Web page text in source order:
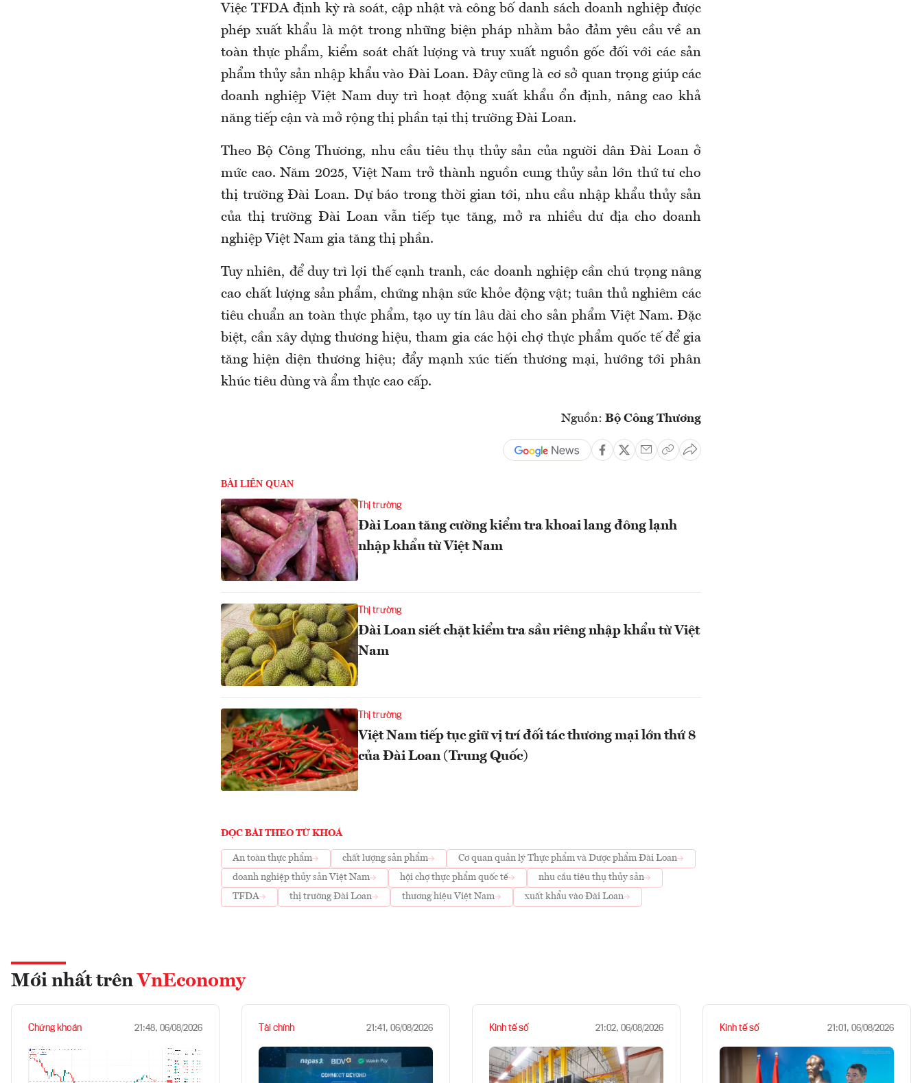
Việc TFDA định kỳ rà soát, cập nhật và công bố danh sách doanh nghiệp được
phép xuất khẩu là một trong những biện pháp nhằm bảo đảm yêu cầu về an
toàn thực phẩm, kiểm soát chất lượng và truy xuất nguồn gốc đối với các sản
phẩm thủy sản nhập khẩu vào Đài Loan. Đây cũng là cơ sở quan trọng giúp các
doanh nghiệp Việt Nam duy trì hoạt động xuất khẩu ổn định, nâng cao khả
năng tiếp cận và mở rộng thị phần tại thị trường Đài Loan.
Theo Bộ Công Thương, nhu cầu tiêu thụ thủy sản của người dân Đài Loan ở
mức cao. Năm 2025, Việt Nam trở thành nguồn cung thủy sản lớn thứ tư cho
thị trường Đài Loan. Dự báo trong thời gian tới, nhu cầu nhập khẩu thủy sản
của thị trường Đài Loan vẫn tiếp tục tăng, mở ra nhiều dư địa cho doanh
nghiệp Việt Nam gia tăng thị phần.
Tuy nhiên, để duy trì lợi thế cạnh tranh, các doanh nghiệp cần chú trọng nâng
cao chất lượng sản phẩm, chứng nhận sức khỏe động vật; tuân thủ nghiêm các
tiêu chuẩn an toàn thực phẩm, tạo uy tín lâu dài cho sản phẩm Việt Nam. Đặc
biệt, cần xây dựng thương hiệu, tham gia các hội chợ thực phẩm quốc tế để gia
tăng hiện diện thương hiệu; đẩy mạnh xúc tiến thương mại, hướng tới phân
khúc tiêu dùng và ẩm thực cao cấp.
Nguồn: Bộ Công Thương
BÀI LIÊN QUAN
Thị trường
Đài Loan tăng cường kiểm tra khoai lang đông lạnh
nhập khẩu từ Việt Nam
Thị trường
Đài Loan siết chặt kiểm tra sầu riêng nhập khẩu từ Việt
Nam
Thị trường
Việt Nam tiếp tục giữ vị trí đối tác thương mại lớn thứ 8
của Đài Loan (Trung Quốc)
ĐỌC BÀI THEO TỪ KHOÁ
An toàn thực phẩm chất lượng sản phẩm
Cơ quan quản lý Thực phẩm và Dược phẩm Đài Loan
doanh nghiệp thủy sản Việt Nam
hội chợ thực phẩm quốc tế
nhu cầu tiêu thụ thủy sản
TFDA
thị trường Đài Loan thương hiệu Việt Nam xuất khẩu vào Đài Loan
Mới nhất trên VnEconomy
Chứng khoán 21:48, 06/08/2026 Tài chính 21:41, 06/08/2026 Kinh tế số 21:02, 06/08/2026 Kinh tế số 21:01, 06/08/2026